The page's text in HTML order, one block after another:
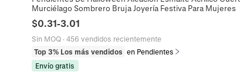
Murciélago Sombrero Bruja Joyería Festiva Para Mujeres
$0.31-3.01
Sin MOQ· 456 vendidos recientemente
Top 3% Los más vendidos en Pendientes
Envío gratis